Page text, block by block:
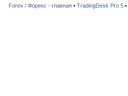
Forex / Форекс - главная• TradingDesk Pro 5•